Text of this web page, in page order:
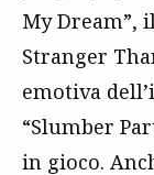
My Dream”,
Stranger
emotiva
“Slumber
in gioco.